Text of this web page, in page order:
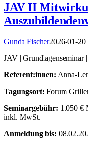
JAV II
Gunda Fischer2026-01-
JAV | Grundlagenseminar
Referent:innen: Anna-
Tagungsort: Forum
Seminargebühr: 1.050 €
inkl. MwSt.
Anmeldung bis: